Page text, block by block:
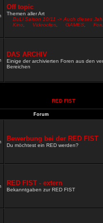
Off topic
Themen aller Art
BuLi Saison 10/11 -> Auch dieses
Kino
Videoclips GAMES
DAS ARCHIV
Einige der archivierten Foren aus den
Bereichen
RED FIST
Forum
Bewerbung bei der RED FIST
Du möchtest ein RED werden?
RED FIST - extern
Bekanntgaben zur RED FIST